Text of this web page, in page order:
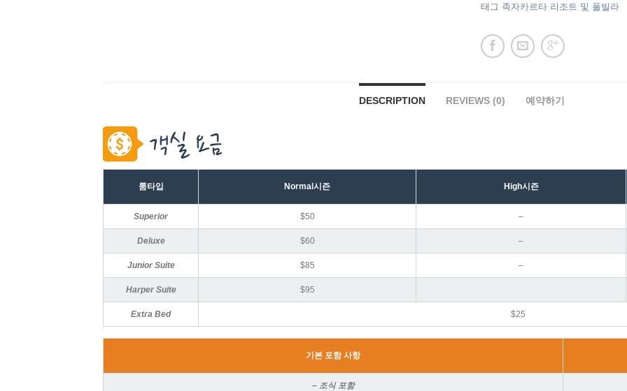
태그 족자카르타 리조트 및 풀빌라
DESCRIPTION REVIEWS (0) 예약하기
룸타입 Normal시즌 High시즌
Superior $50 –
Deluxe $60 –
Junior Suite $85 –
Harper Suite $95
Extra Bed $25
기본 포함 사항
– 조식 포함